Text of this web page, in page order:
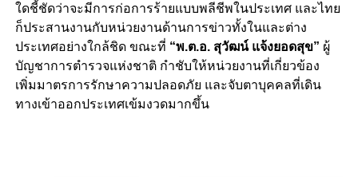
ใดชี้ชัดว่าจะมีการก่อการร้ายแบบพลีชีพในประเทศ และไทย
ก็ประสานงานกับหน่วยงานด้านการข่าวทั้งในและต่าง
ประเทศอย่างใกล้ชิด ขณะที่ “พ.ต.อ. สุวัฒน์ แจ้งยอดสุข” ผู้
บัญชาการตำรวจแห่งชาติ กำชับให้หน่วยงานที่เกี่ยวข้อง
เพิ่มมาตรการรักษาความปลอดภัย และจับตาบุคคลที่เดิน
ทางเข้าออกประเทศเข้มงวดมากขึ้น